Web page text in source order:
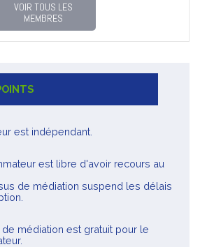
VOIR TOUS LES
MEMBRES
est indépendant.
est libre d'avoir recours au
de médiation suspend les délais
médiation est gratuit pour le